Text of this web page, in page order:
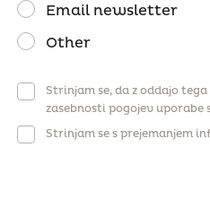
Email newsletter
Other
Strinjam se, da z oddajo
zasebnosti pogojev uporabe
Strinjam se s prejemanjem